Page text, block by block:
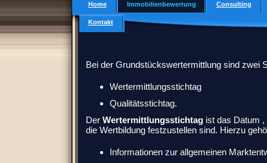
Home Immobilienbewertung Consulting
Kontakt
Bei der Grundstückswertermittlung sind zwei
Wertermittlungsstichtag
Qualitätsstichtag.
Der Wertermittlungsstichtagist das Datum ,
die Wertbildung festzustellen sind. Hierzu
Informationen zur allgemeinen